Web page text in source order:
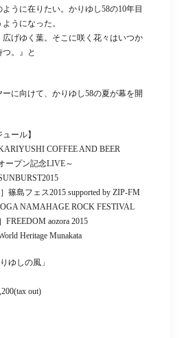
ように在りたい。かりゆし58の10年目
うになった。
げゆく葉。そこに咲く花々はいつか
。』と
に向けて、かりゆし58の夏が幕を開
ール】
COFFEE AND BEER
ープン記念LIVE～
篠島フェス2015 supported by ZIP-FM
NAMAHAGE ROCK FESTIVAL
FREEDOM aozora 2015
Heritage Munakata
ゆしの風」
out)